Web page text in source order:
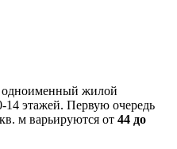
одноименный жилой
14 этажей. Первую очередь
м варьируются от 44 до